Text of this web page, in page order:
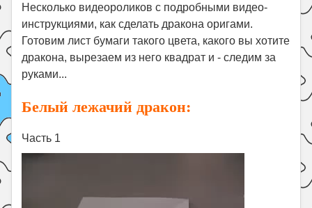
Несколько видеороликов с подробными видео-
инструкциями, как сделать дракона оригами.
Готовим лист бумаги такого цвета, какого вы хотите
дракона, вырезаем из него квадрат и - следим за
руками...
Белый лежачий дракон:
Часть 1